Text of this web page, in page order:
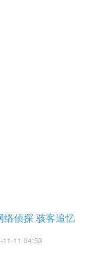
络侦探 骇客追忆
11-11 04:53